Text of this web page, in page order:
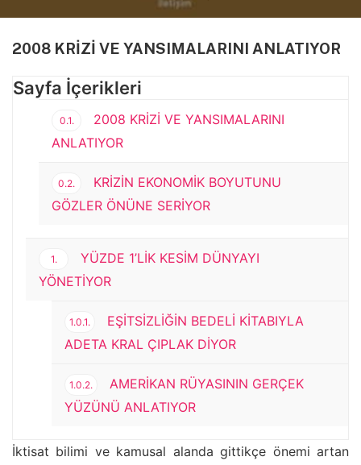
2008 KRİZİ VE YANSIMALARINI ANLATIYOR
Sayfa İçerikleri
0.1.
2008 KRİZİ VE YANSIMALARINI
ANLATIYOR
0.2.
KRİZİN EKONOMİK BOYUTUNU
GÖZLER ÖNÜNE SERİYOR
1.
YÜZDE 1’LİK KESİM DÜNYAYI
YÖNETİYOR
1.0.1.
EŞİTSİZLİĞİN BEDELİ KİTABIYLA
ADETA KRAL ÇIPLAK DİYOR
1.0.2.
AMERİKAN RÜYASININ GERÇEK
YÜZÜNÜ ANLATIYOR
İktisat bilimi ve kamusal alanda gittikçe önemi artan